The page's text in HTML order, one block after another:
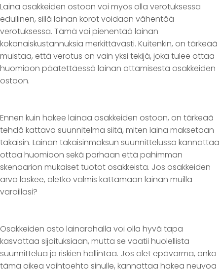
Laina osakkeiden ostoon voi myös olla verotuksessa
edullinen, sillä lainan korot voidaan vähentää
verotuksessa. Tämä voi pienentää lainan
kokonaiskustannuksia merkittävästi. Kuitenkin, on tärkeää
muistaa, että verotus on vain yksi tekijä, joka tulee ottaa
huomioon päätettäessä lainan ottamisesta osakkeiden
ostoon.
Ennen kuin hakee lainaa osakkeiden ostoon, on tärkeää
tehdä kattava suunnitelma siitä, miten laina maksetaan
takaisin. Lainan takaisinmaksun suunnittelussa kannattaa
ottaa huomioon sekä parhaan että pahimman
skenaarion mukaiset tuotot osakkeista. Jos osakkeiden
arvo laskee, oletko valmis kattamaan lainan muilla
varoillasi?
Osakkeiden osto lainarahalla voi olla hyvä tapa
kasvattaa sijoituksiaan, mutta se vaatii huolellista
suunnittelua ja riskien hallintaa. Jos olet epävarma, onko
tämä oikea vaihtoehto sinulle, kannattaa hakea neuvoa